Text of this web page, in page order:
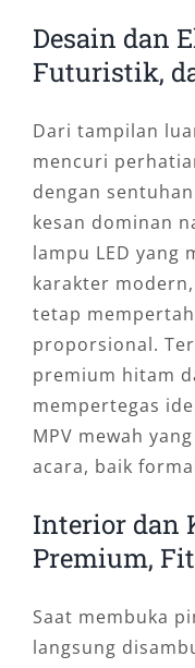
Desain dan
Futuristik,
Dari tampilan
mencuri
dengan
kesan dominan
lampu LED yang
karakter
tetap
proporsional.
premium hitam
mempertegas
MPV mewah
acara, baik
Interior dan
Premium,
Saat membuka
langsung